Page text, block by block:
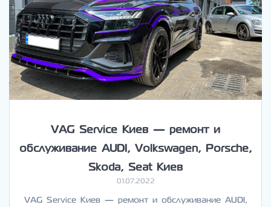
VAG Service Киев — ремонт и
обслуживание AUDI, Volkswagen, Porsche,
Skoda, Seat Киев
01.07.2022
VAG Service Киев — ремонт и обслуживание AUDI,